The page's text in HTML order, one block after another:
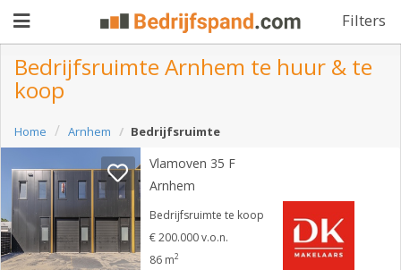
Filters
Pand
aanbieden
Pand
zoeken
Waarom
adverteren
Premium
Bedrijfsruimte Arnhem te huur & te
koop
Home Arnhem Bedrijfsruimte
Vlamoven 35 F
Arnhem
Bedrijfsruimte te koop
€ 200.000 v.o.n.
86 m2